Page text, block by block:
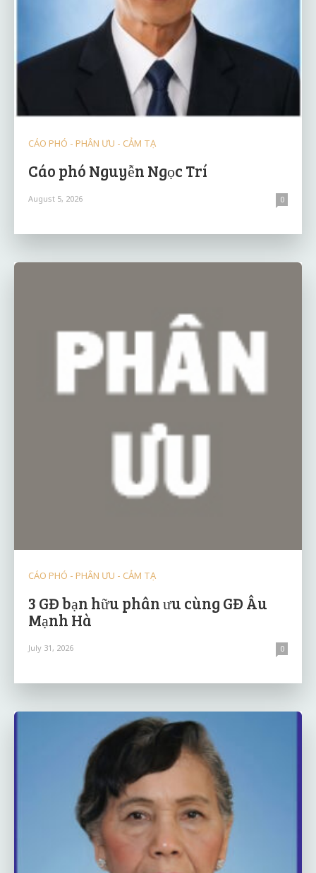
CÁO PHÓ - PHÂN ƯU - CẢM TẠ
Cáo phó Nguyễn Ngọc Trí
August 5, 2026 0
CÁO PHÓ - PHÂN ƯU - CẢM TẠ
3 GĐ bạn hữu phân ưu cùng GĐ Âu
Mạnh Hà
July 31, 2026 0